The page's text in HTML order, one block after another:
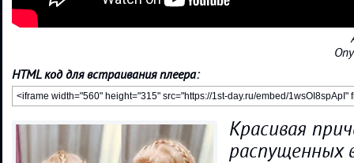
HTML код для встраивания плеера:
Красивая
распущенных